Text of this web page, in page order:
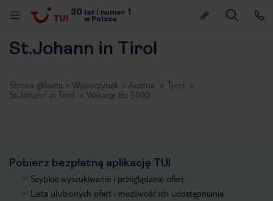
30 lat numer 1
w Polsce
St.Johann in Tirol
Strona główna Wypoczynek Austria
Tyrol
St.Johann in Tirol
Wakacje do 5000
Pobierz bezpłatną aplikację TUI
Szybkie wyszukiwanie i przeglądanie ofert
Lista ulubionych ofert i możliwość ich udostępniania